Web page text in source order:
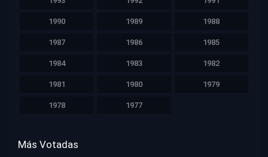
1990 1989 1988
1987 1986 1985
1984 1983 1982
1981 1980 1979
1978 1977
Más Votadas